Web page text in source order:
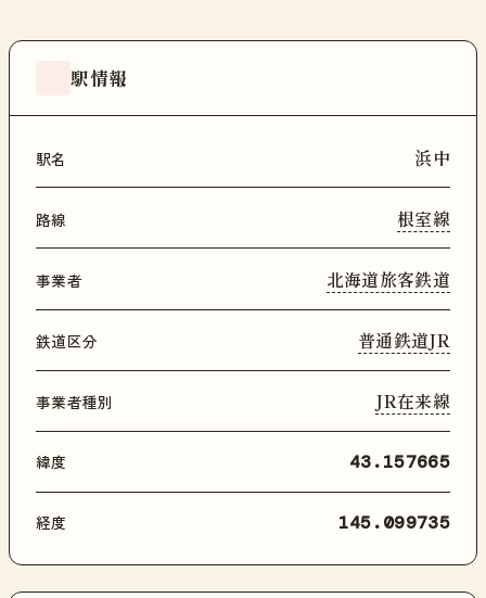
駅情報
駅名 浜中
路線 根室線
事業者 北海道旅客鉄道
鉄道区分 普通鉄道JR
事業者種別 JR在来線
緯度 43.157665
経度 145.099735